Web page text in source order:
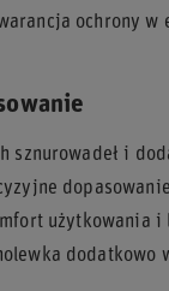
ochrony w
sznurowadeł i
użytkowania i
dodatkowo